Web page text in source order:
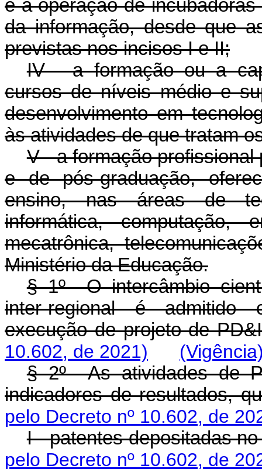
e a operação de
da informação, desde que
previstas nos incisos I e II;
IV - a formação ou a
cursos de níveis médio e
desenvolvimento em
às atividades de que tratam
V - a formação
e de pós-graduação,
ensino, nas áreas de
informática, computação,
mecatrônica,
Ministério da Educação.
§ 1º O intercâmbio
inter-regional é admitido
execução de projeto de
10.602, de 2021)
§ 2º As atividades de
indicadores de resultados,
pelo Decreto nº 10.602, de
I - patentes depositadas
pelo Decreto nº 10.602, de